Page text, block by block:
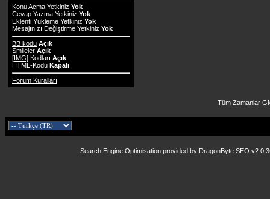
Konu Acma Yetkiniz Yok
Cevap Yazma Yetkiniz Yok
Eklenti Yükleme Yetkiniz Yok
Mesajınızı Değiştirme Yetkiniz Yok
BB kodu Açık
Smileler Açık
[IMG] Kodları Açık
HTML-Kodu Kapalı
Forum Kuralları
Tüm Zamanlar
Search Engine Optimisation provided by DragonByte SEO